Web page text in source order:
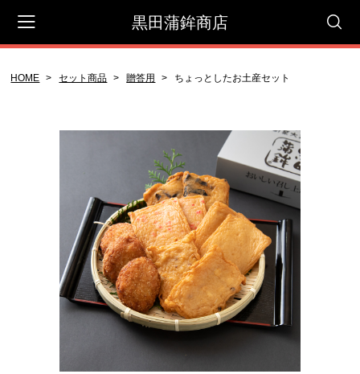
黒田蒲鉾商店
蒲鉾屋さんのコロッケ
天ぷら＆その他
HOME セット商品 贈答用 ちょっとしたお土産セット